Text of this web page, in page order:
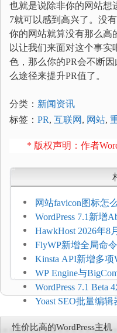
也就是说除非你的网站想
7就可以感到高兴了。没
你的网站就算没有那么高
以让我们来面对这个事实
色，那么你的PR会不断
么途径来提升PR值了。
分类： 新闻资讯
标签： PR, 互联网 , 网站,
* 版权声明：作者
网站favicon图标怎
加方法
WordPress 7.1新增
持REST API、
HawkHost 2026年8
$2.61/月，高性能
FlyWP新增全局命
方便
Kinsta API新增多项
WP Engine与
Connect：
商能力
WordPress 7.1 Beta
复，仅建议在测试
Yoast SEO批量编
词与AI元数据草稿
性价比高的WordPress主机